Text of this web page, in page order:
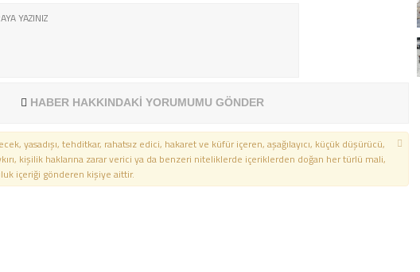
HABER HAKKINDAKİ YORUMUMU GÖNDER
yasadışı, tehditkar, rahatsız edici, hakaret ve küfür içeren, aşağılayıcı, küçük düşürücü,
kişilik haklarına zarar verici ya da benzeri niteliklerde içeriklerden doğan her türlü mali,
içeriği gönderen kişiye aittir.